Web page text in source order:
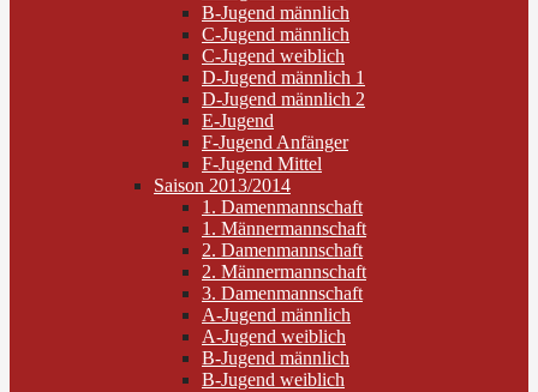
B-Jugend männlich
C-Jugend männlich
C-Jugend weiblich
D-Jugend männlich 1
D-Jugend männlich 2
E-Jugend
F-Jugend Anfänger
F-Jugend Mittel
Saison 2013/2014
1. Damenmannschaft
1. Männermannschaft
2. Damenmannschaft
2. Männermannschaft
3. Damenmannschaft
A-Jugend männlich
A-Jugend weiblich
B-Jugend männlich
B-Jugend weiblich